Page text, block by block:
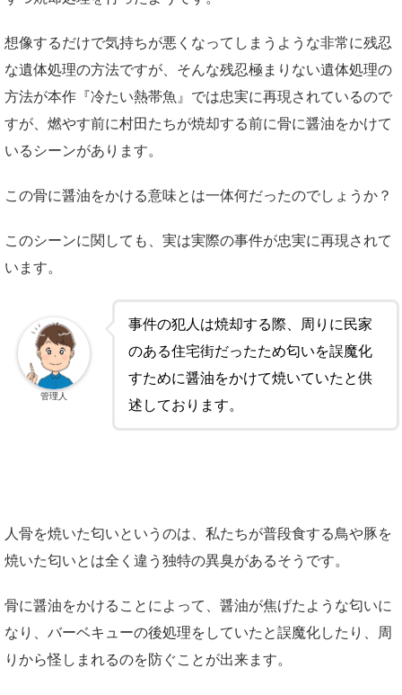
想像するだけで気持ちが悪くなってしまうような非常に残忍
な遺体処理の方法ですが、そんな残忍極まりない遺体処理の
方法が本作『冷たい熱帯魚』では忠実に再現されているので
すが、燃やす前に村田たちが焼却する前に骨に醤油をかけて
いるシーンがあります。
この骨に醤油をかける意味とは一体何だったのでしょうか？
このシーンに関しても、実は実際の事件が忠実に再現されて
います。
事件の犯人は焼却する際、周りに民家
のある住宅街だったため匂いを誤魔化
すために醤油をかけて焼いていたと供
述しております。
管理人
人骨を焼いた匂いというのは、私たちが普段食する鳥や豚を
焼いた匂いとは全く違う独特の異臭があるそうです。
骨に醤油をかけることによって、醤油が焦げたような匂いに
なり、バーベキューの後処理をしていたと誤魔化したり、周
りから怪しまれるのを防ぐことが出来ます。